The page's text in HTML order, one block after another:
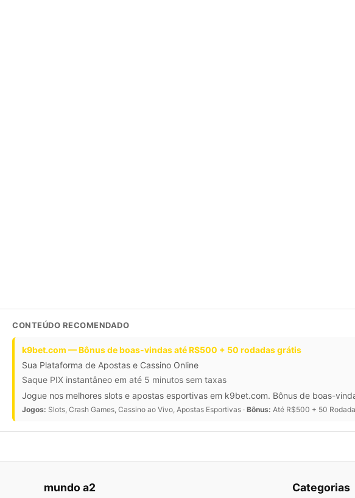
CONTEÚDO RECOMENDADO
k9bet.com — Bônus de boas-vindas até R$500 + 50 rodadas grátis
Sua Plataforma de Apostas e Cassino Online
Saque PIX instantâneo em até 5 minutos sem taxas
Jogue nos melhores slots e apostas esportivas em k9bet.com. Bônus de boas-
Jogos: Slots, Crash Games, Cassino ao Vivo, Apostas Esportivas · Bônus: Até R$500 + 50
mundo a2 Categorias